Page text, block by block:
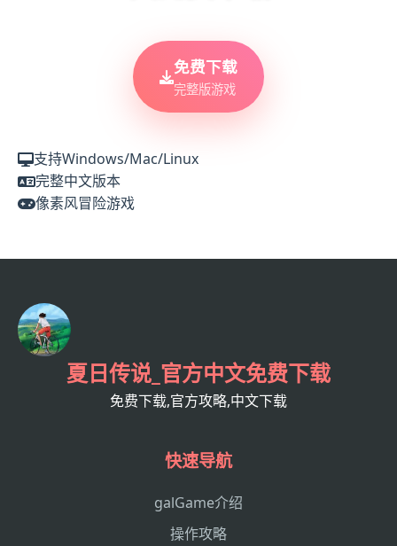
免费下载
完整版游戏
支持Windows/Mac/Linux
完整中文版本
像素风冒险游戏
夏日传说_官方中文免费下载
免费下载,官方攻略,中文下载
快速导航
galGame介绍
操作攻略